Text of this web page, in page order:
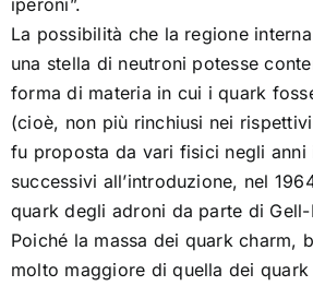
La possibilità che la regione
una stella di neutroni potesse
forma di materia in cui i quark
(cioè, non più rinchiusi nei
fu proposta da vari fisici negli anni
successivi all’introduzione, nel
quark degli adroni da parte di Gell-
Poiché la massa dei quark charm,
molto maggiore di quella dei